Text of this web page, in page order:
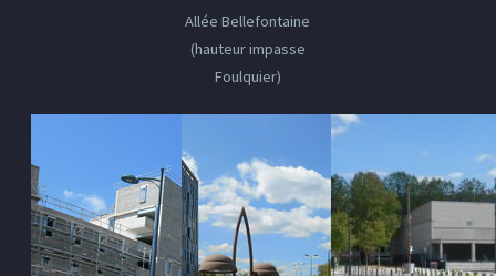
Allée Bellefontaine
(hauteur impasse
Foulquier)